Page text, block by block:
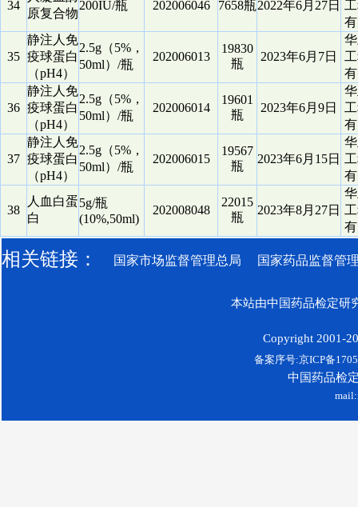
34
原复合物
200IU/瓶 202006046 7658瓶2022年6月27日
35
静注人免
疫球蛋白
（pH4）
2.5g（5%，
50ml）/瓶
202006013
19830
瓶
2023年6月7日
36
静注人免
疫球蛋白
（pH4）
2.5g（5%，
50ml）/瓶
202006014
19601
瓶
2023年6月9日
37
静注人免
疫球蛋白
（pH4）
2.5g（5%，
50ml）/瓶
202006015
19567
瓶
2023年6月15日
38
人血白蛋
白
5g/瓶
(10%,50ml)
202008048
22015
瓶
2023年8月27日
相关链接： 国家市场监督管理总局 国家药品监督管
本站由中国药品检定研
Copyright 2001-
备案序号:京ICP备
中国药品检